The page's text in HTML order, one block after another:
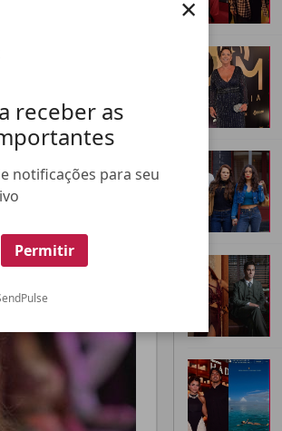
receber as
notificações para seu
Permitir
×
de 60
TRABALHE NO ESTRELANDO